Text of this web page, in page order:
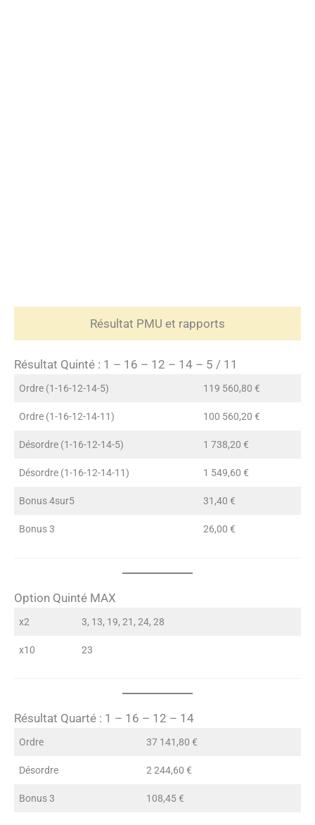
Résultat PMU et rapports
Résultat Quinté : 1 – 16 – 12 – 14 – 5 / 11
Ordre (1-16-12-14-5) 119 560,80 €
Ordre (1-16-12-14-11) 100 560,20 €
Désordre (1-16-12-14-5) 1 738,20 €
Désordre (1-16-12-14-11) 1 549,60 €
Bonus 4sur5 31,40 €
Bonus 3 26,00 €
Option Quinté MAX
x2 3, 13, 19, 21, 24, 28
x10 23
Résultat Quarté : 1 – 16 – 12 – 14
Ordre 37 141,80 €
Désordre 2 244,60 €
Bonus 3 108,45 €